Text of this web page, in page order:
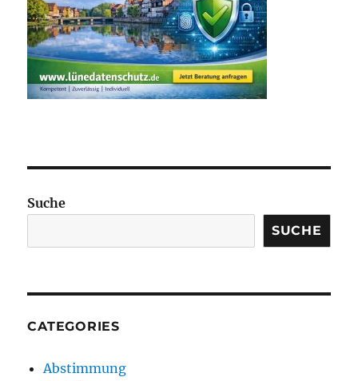
Suche
SUCHE
CATEGORIES
Abstimmung